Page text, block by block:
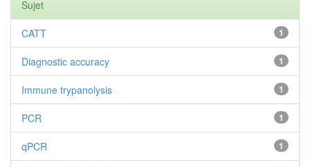
Sujet
1
CATT
1
Diagnostic accuracy
1
Immune trypanolysis
1
PCR
1
qPCR